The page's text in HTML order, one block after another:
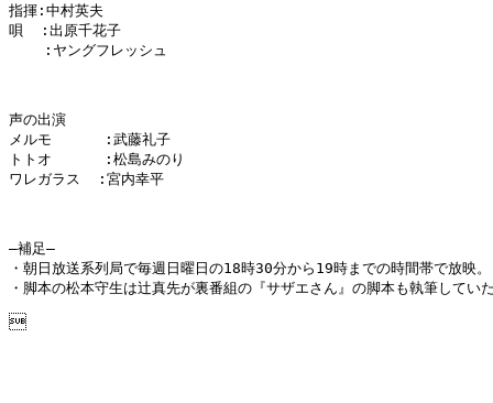
指揮:中村英夫
唄  :出原千花子
    :ヤングフレッシュ
声の出演
メルモ      :武藤礼子
トトオ      :松島みのり
ワレガラス  :宮内幸平
―補足―
・朝日放送系列局で毎週日曜日の18時30分から19時までの時間帯で放映。
